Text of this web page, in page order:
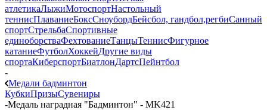
атлетикаЛыжиМотоспортНастольный
теннисПлаваниеБоксСноубордБейсбол, гандбол,регбиСанный
спортСтрельбаСпортивные
единоборстваФехтованиеТанцыТеннисФигурное
катаниеФутболХоккейДругие виды
спортаКиберспортБиатлонДартсПейнтбол
-
Медали бадминтон
КубкиПризыСувениры
-Медаль наградная "Бадминтон" - MK421